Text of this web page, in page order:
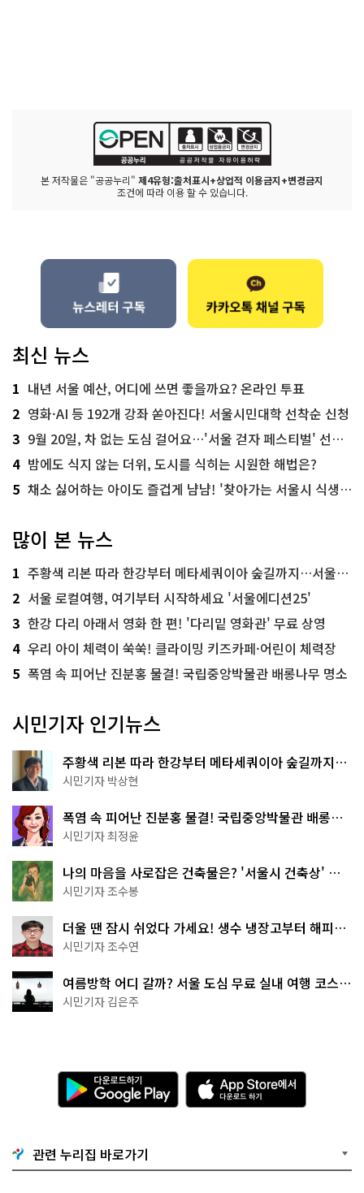
본 저작물은 "공공누리" 제4유형:출처표시+상업적 이용금지+변경금지
조건에 따라 이용 할 수 있습니다.
최신 뉴스
1 내년 서울 예산, 어디에 쓰면 좋을까요? 온라인 투표
2 영화·AI 등 192개 강좌 쏟아진다! 서울시민대학 선착순 신청
3 9월 20일, 차 없는 도심 걸어요…'서울 걷자 페스티벌' 선착순 5천명
4 밤에도 식지 않는 더위, 도시를 식히는 시원한 해법은?
5 채소 싫어하는 아이도 즐겁게 냠냠! '찾아가는 서울시 식생활 교육' 현장
많이 본 뉴스
1 주황색 리본 따라 한강부터 메타세쿼이아 숲길까지…서울둘레길 15코스
2 서울 로컬여행, 여기부터 시작하세요 '서울에디션25'
3 한강 다리 아래서 영화 한 편! '다리밑 영화관' 무료 상영
4 우리 아이 체력이 쑥쑥! 클라이밍 키즈카페·어린이 체력장
5 폭염 속 피어난 진분홍 물결! 국립중앙박물관 배롱나무 명소
시민기자 인기뉴스
주황색 리본 따라 한강부터 메타세쿼이아 숲길까지…
서울둘레길 15코스
시민기자 박상현
폭염 속 피어난 진분홍 물결! 국립중앙박물관 배롱나
무 명소
시민기자 최정윤
나의 마음을 사로잡은 건축물은? '서울시 건축상' 수
상작 공개!
시민기자 조수봉
더울 땐 잠시 쉬었다 가세요! 생수 냉장고부터 해피소
·무더위쉼터까지
시민기자 조수연
여름방학 어디 갈까? 서울 도심 무료 실내 여행 코스
추천
시민기자 김은주
다
운
로
기
G
o
A
p
p
e
관련 누리집 바로가기